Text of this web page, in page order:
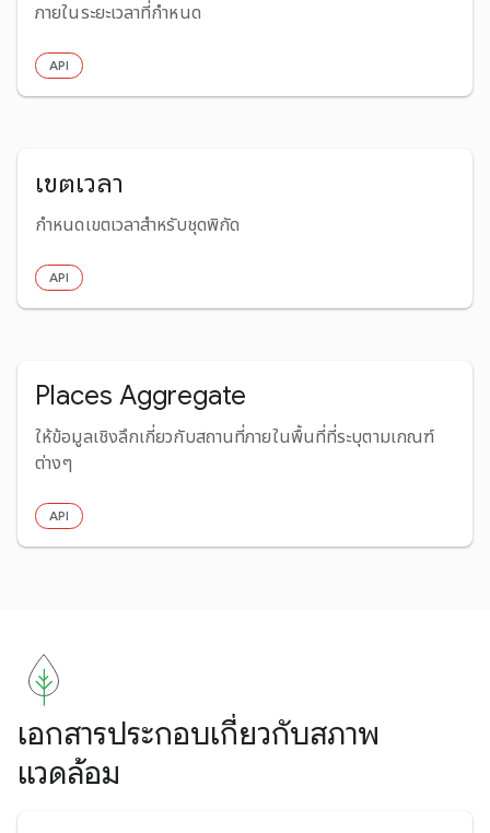
ภายในระยะเวลาที่กำหนด
API
เขตเวลา
กําหนดเขตเวลาสําหรับชุดพิกัด
API
Places Aggregate
ให้ข้อมูลเชิงลึกเกี่ยวกับสถานที่ภายในพื้นที่ที่ระบุตามเกณฑ์
ต่างๆ
API
เอกสารประกอบเกี่ยวกับสภาพ
แวดล้อม